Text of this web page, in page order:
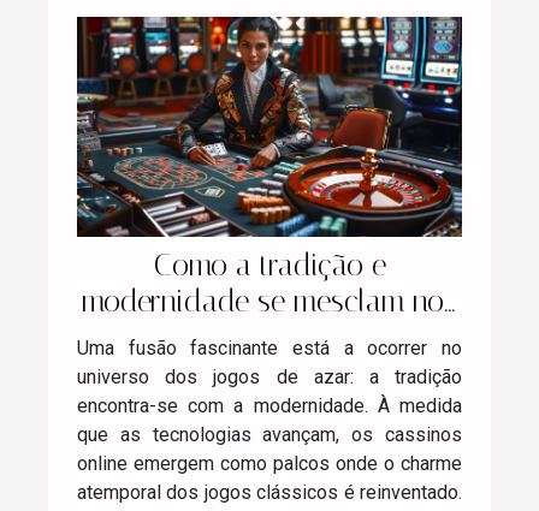
Como a tradição e
modernidade se mesclam nos
jogos de azar online
Uma fusão fascinante está a ocorrer no
universo dos jogos de azar: a tradição
encontra-se com a modernidade. À medida
que as tecnologias avançam, os cassinos
online emergem como palcos onde o charme
atemporal dos jogos clássicos é reinventado.